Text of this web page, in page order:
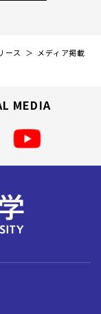
ース
メディア掲載
MEDIA